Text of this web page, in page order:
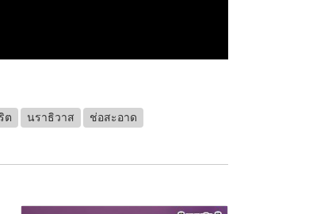
ต นราธิวาส ช่อสะอาด